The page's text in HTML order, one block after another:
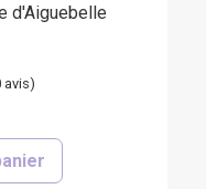
d'Aiguebelle